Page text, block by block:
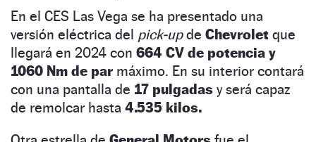
En el CES Las Vega se ha presentado una
versión eléctrica del pick-upde Chevrolet que
llegará en 2024 con 664 CV de potencia y
1060 Nm de par máximo. En su interior contará
con una pantalla de 17 pulgadas y será capaz
de remolcar hasta 4.535 kilos.